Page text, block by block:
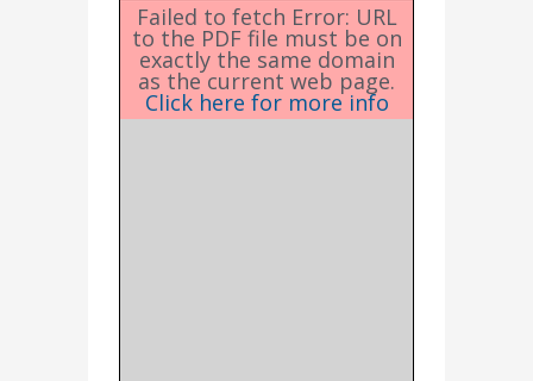
Failed to fetch Error: URL
to the PDF file must be on
exactly the same domain
as the current web page.
Click here for more info